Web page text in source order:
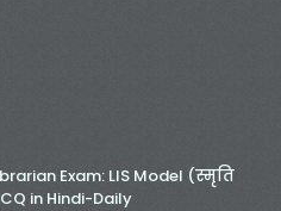
Exam: LIS Model (स्मृति
in Hindi-Daily